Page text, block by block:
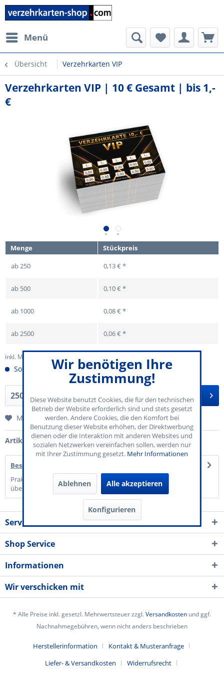
Menü
Übersicht Verzehrkarten VIP
Verzehrkarten VIP | 10 € Gesamt | bis 1,-
€
Menge
Stückpreis
ab250 0,13 € *
ab 500 0,10 € *
ab 1000 0,08 € *
ab2500 0,06 € *
inkl. MwSt.
Sofort versandfertig
In den Warenkorb
Merken
Artikel-Nr.: 70-110-017
Beschreibung
Praktisch & Stabil: Handliches DIN A7 Format (10,5 x 7,4 cm),
übersichtliche Wertfelder zum...
mehr
Service Kontakt
Shop Service
Informationen
Wir verschicken mit
* Alle Preise inkl. gesetzl. Mehrwertsteuer zzgl.Versandkosten und ggf.
Nachnahmegebühren, wenn nicht anders beschrieben
Herstellerinformation
Kontakt & Musteranfrage
Liefer- & Versandkosten
Widerrufsrecht
Wir benötigen Ihre
Zustimmung!
Diese Website benutzt Cookies, die für den technischen
Betrieb der Website erforderlich sind und stets gesetzt
werden. Andere Cookies, die den Komfort bei
Benutzung dieser Website erhöhen, der Direktwerbung
dienen oder die Interaktion mit anderen Websites und
sozialen Netzwerken vereinfachen sollen, werden nur
mit Ihrer Zustimmung gesetzt. Mehr Informationen
Ablehnen Alle akzeptieren
Konfigurieren